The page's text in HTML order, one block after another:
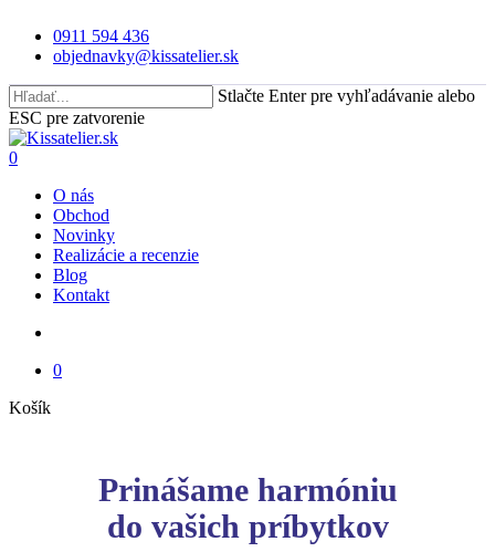
main
0911 594 436
objednavky@kissatelier.sk
Stlačte Enter pre vyhľadávanie alebo
ESC pre zatvorenie
Close
Search
search
0
O nás
Obchod
Novinky
Realizácie a recenzie
Blog
Kontakt
0
KošíkClose
Prinášame harmóniu
do vašich príbytkov